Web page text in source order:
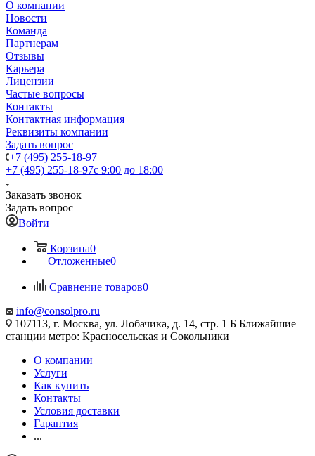
О компании
Новости
Команда
Партнерам
Отзывы
Карьера
Лицензии
Частые вопросы
Контакты
Контактная информация
Реквизиты компании
Задать вопрос
+7 (495) 255-18-97
+7 (495) 255-18-97с 9:00 до 18:00
Заказать звонок
Задать вопрос
Войти
Корзина0
Отложенные0
Сравнение товаров0
info@consolpro.ru
107113, г. Москва, ул. Лобачика, д. 14, стр. 1 Б Ближайшие
станции метро: Красносельская и Сокольники
О компании
Услуги
Как купить
Контакты
Условия доставки
Гарантия
...